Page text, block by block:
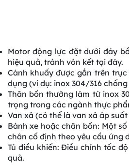
Motor động lực đặt dưới đáy
hiệu quả, tránh vón kết tại đáy.
Cánh khuấy được gắn trên
dụng (ví dụ: inox 304/316
Thân bồn thường làm từ inox
trọng trong các ngành thực
Van xả (có thể là van xả áp
Bánh xe hoặc chân bồn: Một
chân cố định theo yêu cầu ứng
Tủ điều khiển: Điều chỉnh tốc
quả.